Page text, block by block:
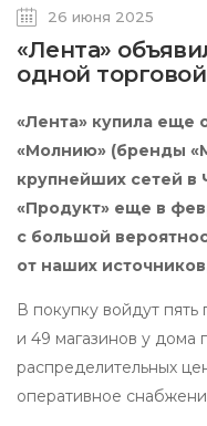
26 июня 2025
«Лента»
одной
«Лента» купила еще
«Молнию» (бренды
крупнейших сетей в
«Продукт» еще в
с большой
от наших
В покупку войдут пять
и 49 магазинов у дома
распределительных
оперативное